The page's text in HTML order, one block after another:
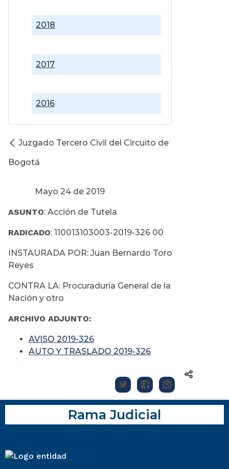
2016
2017
2018
Juzgado Tercero Civil del Circuito de
Bogotá
Mayo 24 de 2019
ASUNTO: Acción de Tutela
RADICADO: 110013103003-2019-326 00
INSTAURADA POR: Juan Bernardo Toro
Reyes
CONTRA LA: Procuraduría General de la
Nación y otro
ARCHIVO ADJUNTO:
AVISO 2019-326
AUTO Y TRASLADO 2019-326
Rama Judicial